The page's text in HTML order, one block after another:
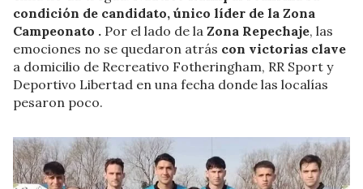
condición de candidato, único líder de la Zona
Campeonato . Por el lado de la Zona Repechaje, las
emociones no se quedaron atrás con victorias clave
a domicilio de Recreativo Fotheringham, RR Sport y
Deportivo Libertad en una fecha donde las localías
pesaron poco.